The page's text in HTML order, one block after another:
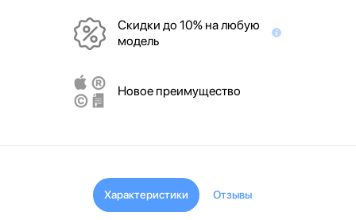
Скидки до 10% на любую
модель
Новое преимущество
Характеристики Отзывы